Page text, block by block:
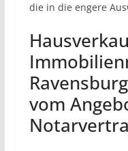
die in die engere
vom